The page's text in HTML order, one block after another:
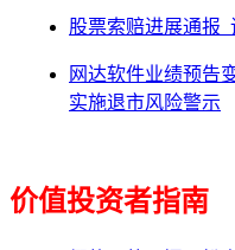
股票索赔进展通报_
网达软件业绩预告
实施退市风险警示
价值投资者指南